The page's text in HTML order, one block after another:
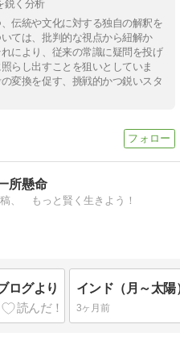
鋭く分析
伝統や文化に対する独自の解釈を
ては、批判的な視点から紐解か
により、従来の常識に疑問を投げ
らし出すことを狙いとしていま
変換を促す、挑戦的かつ鋭いスタ
所懸命
、 もっと賢く生きよう！
ログより
3ヶ月前